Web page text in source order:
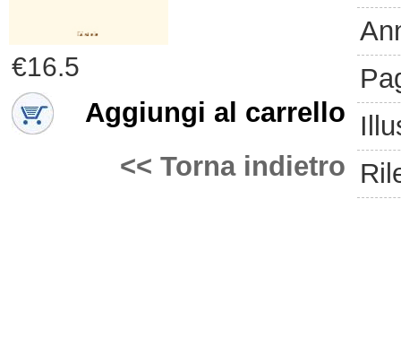
€16.5
Aggiungi al carrello
<< Torna indietro